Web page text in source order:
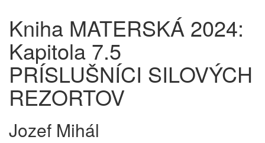
Kniha MATERSKÁ 2024:
Kapitola 7.5
PRÍSLUŠNÍCI SILOVÝCH
REZORTOV
Jozef Mihál